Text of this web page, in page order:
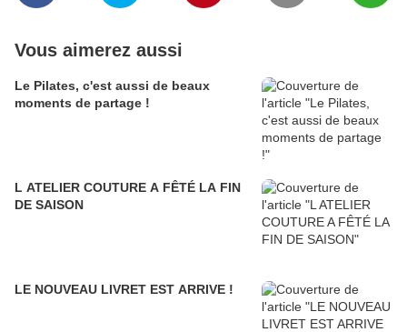
Vous aimerez aussi
Le Pilates, c'est aussi de beaux
moments de partage !
L ATELIER COUTURE A FÊTÉ LA FIN
DE SAISON
LE NOUVEAU LIVRET EST ARRIVE !